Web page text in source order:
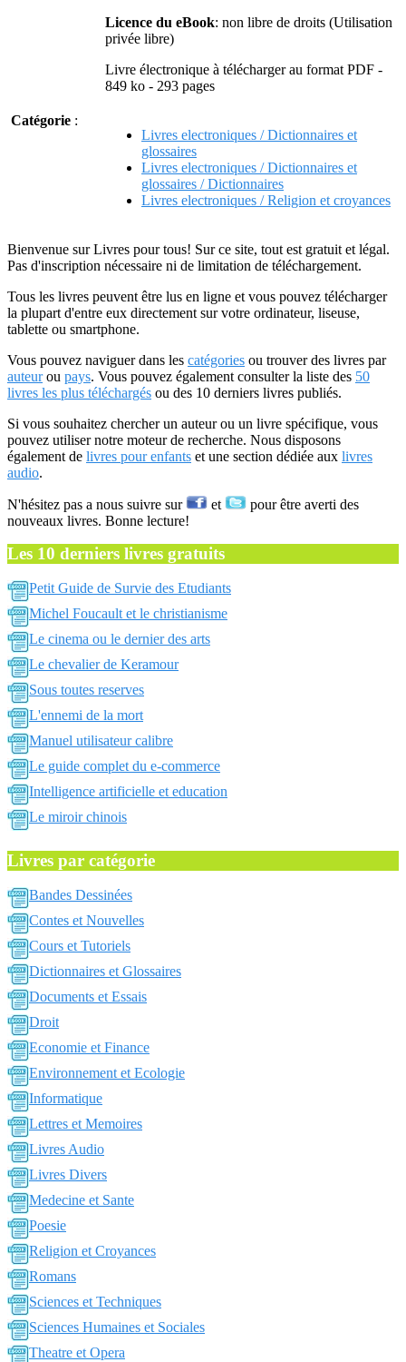
Licence du eBook: non libre de droits (Utilisation
privée libre)
Livre électronique à télécharger au format PDF -
849 ko - 293 pages
Catégorie :
Livres electroniques / Dictionnaires et
glossaires
Livres electroniques / Dictionnaires et
glossaires / Dictionnaires
Livres electroniques / Religion et croyances
Bienvenue sur Livres pour tous! Sur ce site, tout est gratuit et légal.
Pas d'inscription nécessaire ni de limitation de téléchargement.
Tous les livres peuvent être lus en ligne et vous pouvez télécharger
la plupart d'entre eux directement sur votre ordinateur, liseuse,
tablette ou smartphone.
Vous pouvez naviguer dans les catégories ou trouver des livres par
auteurou pays. Vous pouvez également consulter la liste des 50
livres les plus téléchargés ou des 10 derniers livres publiés.
Si vous souhaitez chercher un auteur ou un livre spécifique, vous
pouvez utiliser notre moteur de recherche. Nous disposons
également de livres pour enfants et une section dédiée aux livres
audio.
N'hésitez pas a nous suivre sur et
pour être averti des
nouveaux livres. Bonne lecture!
Les 10 derniers livres gratuits
Petit Guide de Survie des Etudiants
Michel Foucault et le christianisme
Le cinema ou le dernier des arts
Le chevalier de Keramour
Sous toutes reserves
L'ennemi de la mort
Manuel utilisateur calibre
Le guide complet du e-commerce
Intelligence artificielle et education
Le miroir chinois
Livres par catégorie
Bandes Dessinées
Contes et Nouvelles
Cours et Tutoriels
Dictionnaires et Glossaires
Documents et Essais
Droit
Economie et Finance
Environnement et Ecologie
Informatique
Lettres et Memoires
Livres Audio
Livres Divers
Medecine et Sante
Poesie
Religion et Croyances
Romans
Sciences et Techniques
Sciences Humaines et Sociales
Theatre et Opera